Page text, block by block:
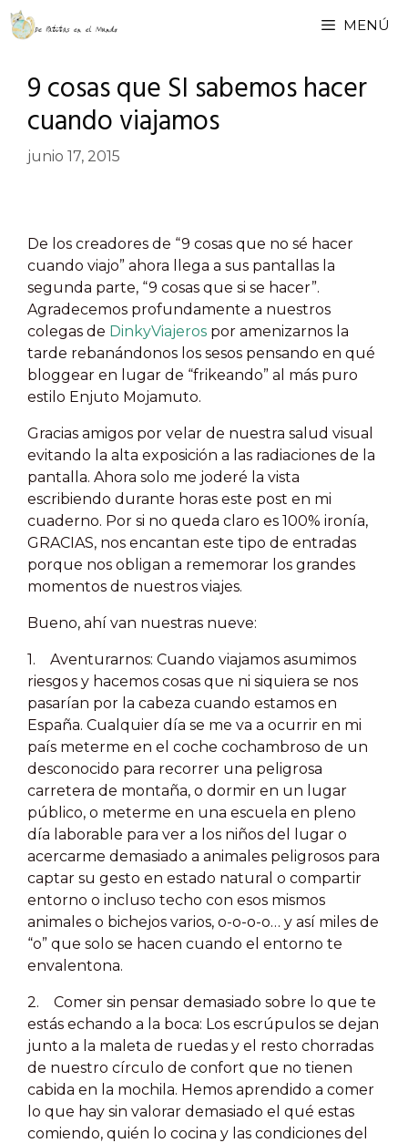
Saltar
MENÚ
9 cosas que SI sabemos hacer
cuando viajamos
junio 17, 2015
De los creadores de “9 cosas que no sé hacer
cuando viajo” ahora llega a sus pantallas la
segunda parte, “9 cosas que si se hacer”.
Agradecemos profundamente a nuestros
colegas de DinkyViajeros por amenizarnos la
tarde rebanándonos los sesos pensando en qué
bloggear en lugar de “frikeando” al más puro
estilo Enjuto Mojamuto.
Gracias amigos por velar de nuestra salud visual
evitando la alta exposición a las radiaciones de la
pantalla. Ahora solo me joderé la vista
escribiendo durante horas este post en mi
cuaderno. Por si no queda claro es 100% ironía,
GRACIAS, nos encantan este tipo de entradas
porque nos obligan a rememorar los grandes
momentos de nuestros viajes.
Bueno, ahí van nuestras nueve:
1. Aventurarnos: Cuando viajamos asumimos
riesgos y hacemos cosas que ni siquiera se nos
pasarían por la cabeza cuando estamos en
España. Cualquier día se me va a ocurrir en mi
país meterme en el coche cochambroso de un
desconocido para recorrer una peligrosa
carretera de montaña, o dormir en un lugar
público, o meterme en una escuela en pleno
día laborable para ver a los niños del lugar o
acercarme demasiado a animales peligrosos para
captar su gesto en estado natural o compartir
entorno o incluso techo con esos mismos
animales o bichejos varios, o-o-o-o… y así miles de
“o” que solo se hacen cuando el entorno te
envalentona.
2. Comer sin pensar demasiado sobre lo que te
estás echando a la boca: Los escrúpulos se dejan
junto a la maleta de ruedas y el resto chorradas
de nuestro círculo de confort que no tienen
cabida en la mochila. Hemos aprendido a comer
lo que hay sin valorar demasiado el qué estas
comiendo, quién lo cocina y las condiciones del